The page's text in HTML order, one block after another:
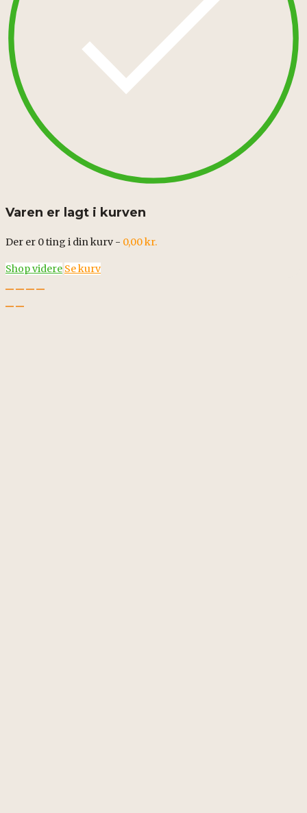
Varen er lagt i kurven
Der er 0ting i din kurv - 0,00kr.
Shop videre Se kurv